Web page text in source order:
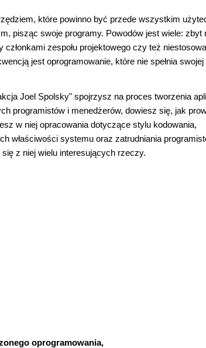
które powinno być przede wszystkim
pisząc swoje programy. Powodów jest wiele: zbyt
zespołu projektowego czy też
jest oprogramowanie, które nie spełnia swojej
Joel Spolsky" spojrzysz na proces tworzenia
programistów i menedżerów, dowiesz się, jak
w niej opracowania dotyczące stylu kodowania,
właściwości systemu oraz zatrudniania
z niej wielu interesujących rzeczy.
oprogramowania,